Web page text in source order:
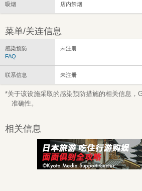
吸烟 店内禁烟
菜单/关连信息
感染预防
FAQ
未注册
联系信息 未注册
*关于该设施采取的感染预防措施的相关信息，
准确性。
相关信息